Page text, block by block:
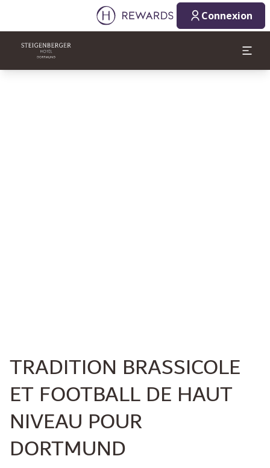
Connexion
TRADITION BRASSICOLE
ET FOOTBALL DE HAUT
NIVEAU POUR
DORTMUND